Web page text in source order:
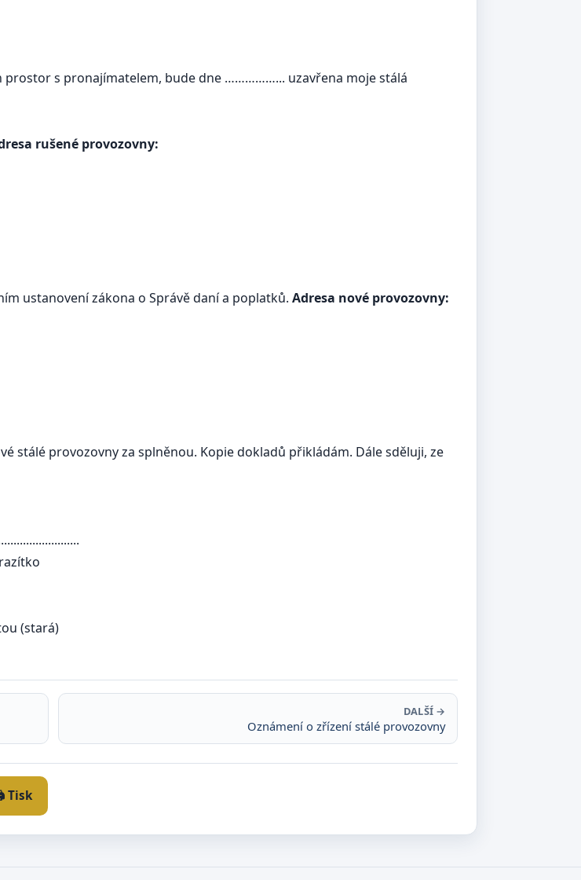
prostor s pronajímatelem, bude dne ……………... uzavřena moje stálá
rušené provozovny:
ustanovení zákona o Správě daní a poplatků. Adresa nové provozovny:
stálé provozovny za splněnou. Kopie dokladů přikládám. Dále sděluji, ze
(stará)
DALŠÍ →
Oznámení o zřízení stálé provozovny
Tisk